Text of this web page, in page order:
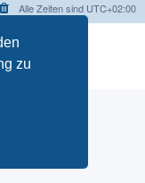
zu
Alle Zeiten sind UTC+02:00
Limited